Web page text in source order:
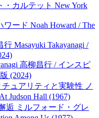
カルテット New York
ード Noah Howard / The
Masayuki Takayanagi /
高柳昌行 / インスピ
(2024)
ュアリティと実験性 ノ
Judson Hall (1967)
逅 ミルフォード・グレ